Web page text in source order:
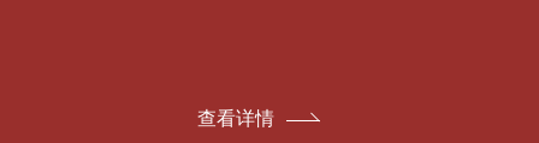
查看详情